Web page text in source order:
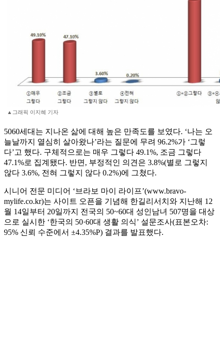
▲그래픽 이지혜 기자
5060세대는 지나온 삶에 대해 높은 만족도를 보였다. ‘나는 오
늘날까지 열심히 살아왔나’라는 질문에 무려 96.2%가 ‘그렇
다’고 했다. 구체적으로는 매우 그렇다 49.1%, 조금 그렇다
47.1%로 집계됐다. 반면, 부정적인 의견은 3.8%(별로 그렇지
않다 3.6%, 전혀 그렇지 않다 0.2%)에 그쳤다.
시니어 전문 미디어 ‘브라보 마이 라이프’(www.bravo-
mylife.co.kr)는 사이트 오픈을 기념해 한길리서치와 지난해 12
월 14일부터 20일까지 전국의 50~60대 성인남녀 507명을 대상
으로 실시한 ‘한국의 50·60대 생활 의식’ 설문조사(표본오차:
95% 신뢰 수준에서 ±4.35%P) 결과를 발표했다.